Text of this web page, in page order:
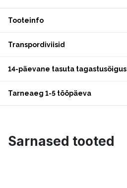
Tooteinfo
Transpordiviisid
14-päevane tasuta tagastusõigus
Tarneaeg 1-5 tööpäeva
Sarnased tooted